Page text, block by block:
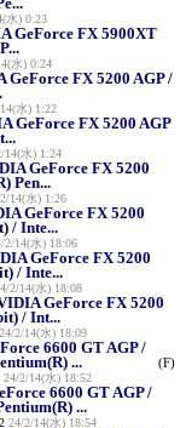
水) 0:23
GeForce FX 5900XT
水) 0:24
GeForce FX 5200 AGP /
水) 1:22
GeForce FX 5200 AGP
14(水) 1:24
GeForce FX 5200
Pen...
14(水) 1:26
GeForce FX 5200
/ Inte...
2/14(水) 18:06
GeForce FX 5200
/ Inte...
2/14(水) 18:08
GeForce FX 5200
/ Int...
24/2/14(水) 18:09
6600 GT AGP /
...
24/2/14(水) 18:52
(F)
6600 GT AGP /
...
24/2/14(水) 18:54